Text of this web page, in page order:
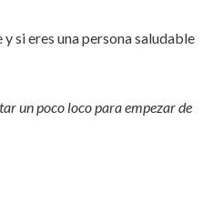
si eres una persona saludable
un poco loco para empezar de